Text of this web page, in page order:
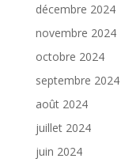
décembre 2024
novembre 2024
octobre 2024
septembre 2024
août 2024
juillet 2024
juin 2024